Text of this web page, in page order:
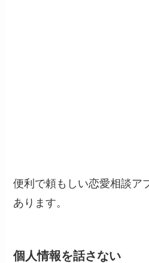
便利で頼もしい恋愛相談ア
あります。
個人情報を話さない